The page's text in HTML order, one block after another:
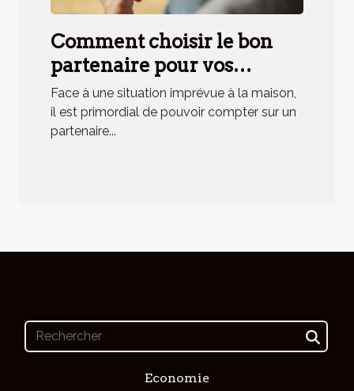
Comment choisir le bon
partenaire pour vos
urgences domestiques ?
Face à une situation imprévue à la maison,
il est primordial de pouvoir compter sur un
partenaire...
Economie